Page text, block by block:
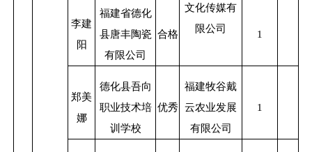
文化传媒有
限公司
李建
阳
福建省德化
县唐丰陶瓷
有限公司
合格 1
郑美
娜
德化县吾向
职业技术培
训学校
优秀
福建牧谷戴
云农业发展
有限公司
1